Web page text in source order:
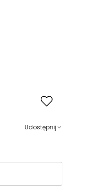
Udostępnij